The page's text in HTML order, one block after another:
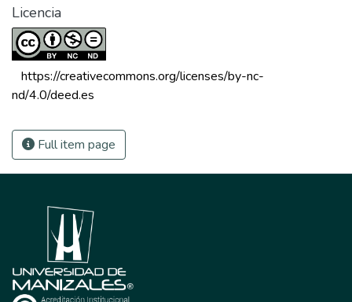
Licencia
https://creativecommons.org/licenses/by-nc-
nd/4.0/deed.es
Full item page